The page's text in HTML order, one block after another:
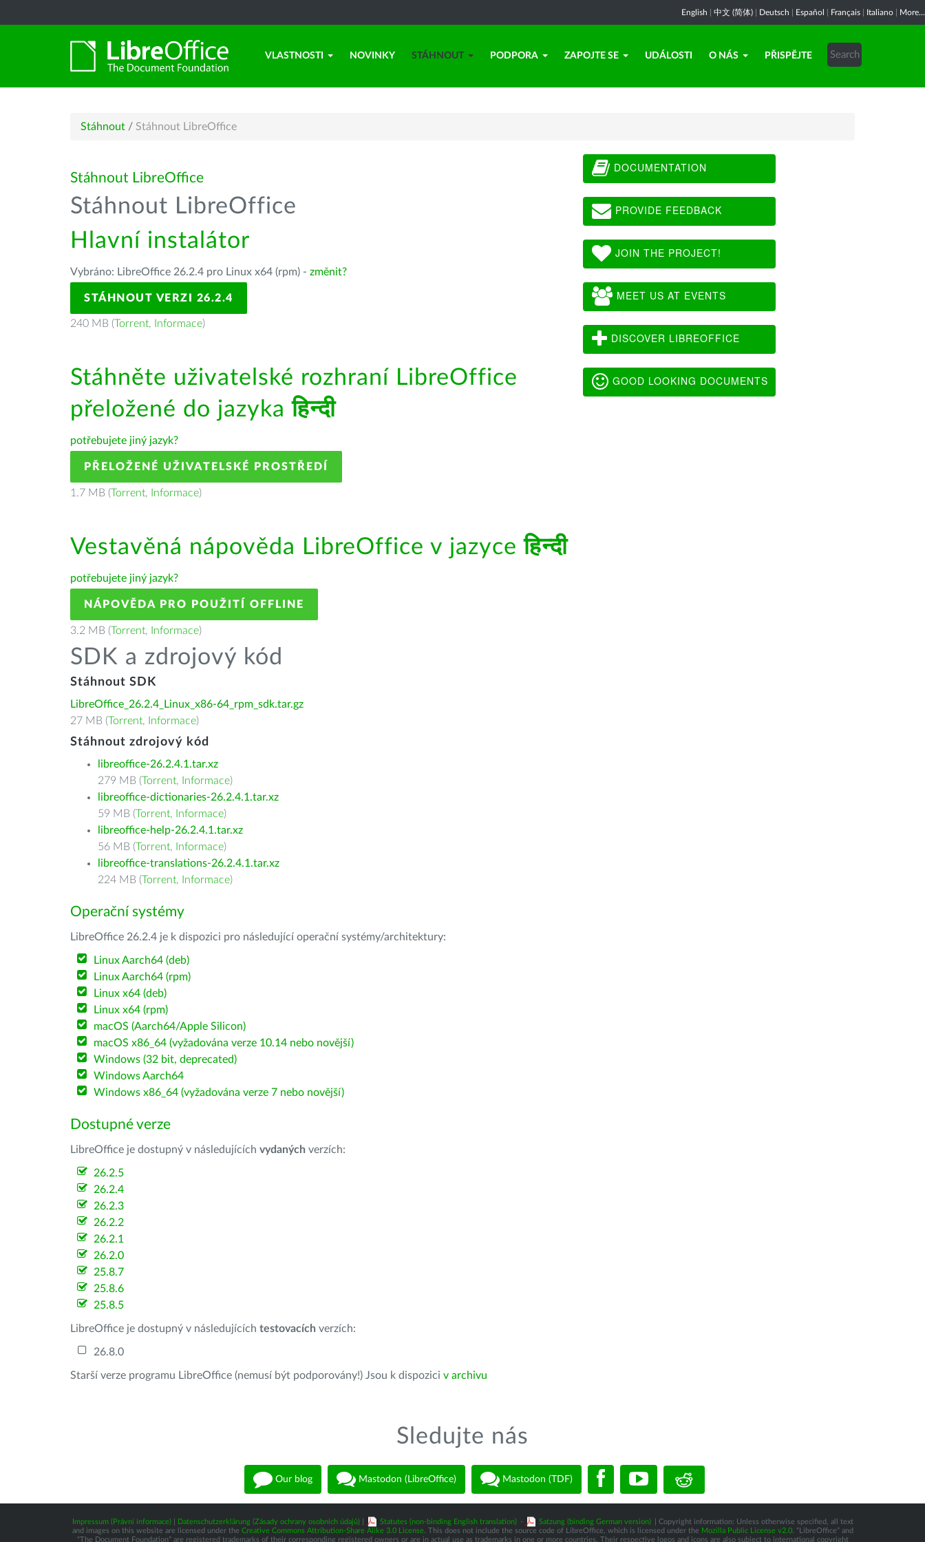
English 中文 (简体) Deutsch Español Français Italiano More...
VLASTNOSTI NOVINKY STÁHNOUT PODPORA ZAPOJTE SE UDÁLOSTI O NÁS PŘISPĚJTE
Stáhnout / Stáhnout LibreOffice
Stáhnout LibreOffice
Stáhnout LibreOffice
Hlavní instalátor
Vybráno: LibreOffice 26.2.4 pro Linux x64 (rpm) - změnit?
STÁHNOUT VERZI 26.2.4
240 MB (Torrent, Informace)
Stáhněte uživatelské rozhraní LibreOffice
přeložené do jazykaहिन्दी
potřebujete jiný jazyk?
PŘELOŽENÉ UŽIVATELSKÉ PROSTŘEDÍ
1.7 MB (Torrent, Informace)
Vestavěná nápověda LibreOffice v jazyceहिन्दी
potřebujete jiný jazyk?
NÁPOVĚDA PRO POUŽITÍ OFFLINE
3.2 MB (Torrent, Informace)
SDK a zdrojový kód
Stáhnout SDK
LibreOffice_26.2.4_Linux_x86-64_rpm_sdk.tar.gz
27 MB (Torrent, Informace)
Stáhnout zdrojový kód
libreoffice-26.2.4.1.tar.xz
279 MB (Torrent, Informace)
libreoffice-dictionaries-26.2.4.1.tar.xz
59 MB (Torrent, Informace)
libreoffice-help-26.2.4.1.tar.xz
56 MB (Torrent, Informace)
libreoffice-translations-26.2.4.1.tar.xz
224 MB (Torrent, Informace)
Operační systémy
LibreOffice 26.2.4 je k dispozici pro následující operační systémy/architektury:
Linux Aarch64 (deb)
Linux Aarch64 (rpm)
Linux x64 (deb)
Linux x64 (rpm)
macOS (Aarch64/Apple Silicon)
macOS x86_64 (vyžadována verze 10.14 nebo novější)
Windows (32 bit, deprecated)
Windows Aarch64
Windows x86_64 (vyžadována verze 7 nebo novější)
Dostupné verze
LibreOffice je dostupný v následujících vydaných verzích:
26.2.5
26.2.4
26.2.3
26.2.2
26.2.1
26.2.0
25.8.7
25.8.6
25.8.5
LibreOffice je dostupný v následujících testovacích verzích:
26.8.0
Starší verze programu LibreOffice (nemusí být podporovány!) Jsou k dispozici v archivu
DOCUMENTATION
PROVIDE FEEDBACK
JOIN THE PROJECT!
MEET US AT EVENTS
DISCOVER LIBREOFFICE
GOOD LOOKING DOCUMENTS
Sledujte nás
Our blog Mastodon (LibreOffice) Mastodon (TDF)
Impressum (Právní informace)| Datenschutzerklärung (Zásady ochrany osobních údajů)| Statutes (non-binding English translation) - Satzung (binding German version)
| Copyright information: Unless otherwise specified, all text
and images on this website are licensed under the Creative Commons Attribution-Share Alike 3.0 License. This does not include the source code of LibreOffice, which is licensed under the Mozilla Public License v2.0. “LibreOffice” and
“The Document Foundation” are registered trademarks of their corresponding registered owners or are in actual use as trademarks in one or more countries. Their respective logos and icons are also subject to international copyright